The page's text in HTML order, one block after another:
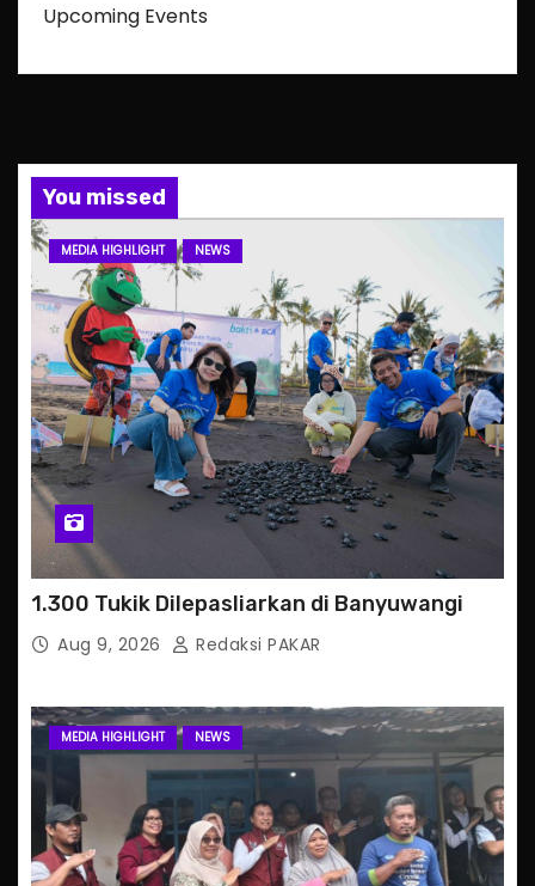
Upcoming Events
You missed
MEDIA HIGHLIGHT NEWS
1.300 Tukik Dilepasliarkan di Banyuwangi
Aug 9, 2026 Redaksi PAKAR
MEDIA HIGHLIGHT NEWS